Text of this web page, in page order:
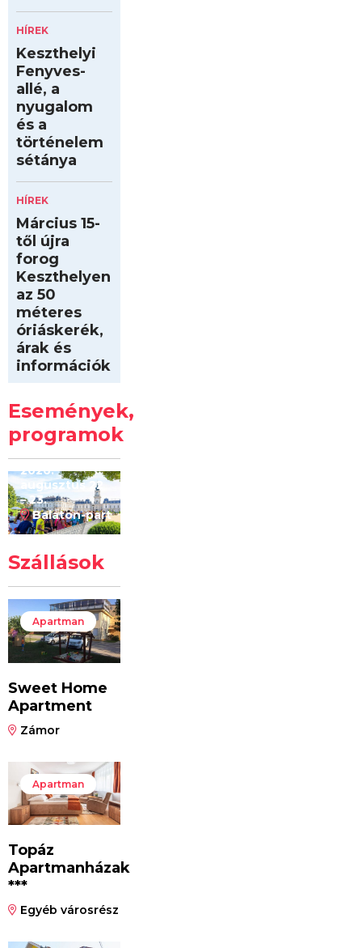
HÍREK
Keszthelyi
Fenyves-
allé, a
nyugalom
és a
történelem
sétánya
HÍREK
Március 15-
től újra
forog
Keszthelyen
az 50
méteres
óriáskerék,
árak és
információk
Események,
programok
Kilóméterek
2026
2026.
augusztus 22
– 23.
Balaton-part
Szállások
Apartman
Sweet Home
Apartment
Zámor
Apartman
Topáz
Apartmanházak
***
Egyéb városrész